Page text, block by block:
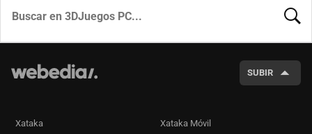
SUBIR
Xataka Xataka Móvil